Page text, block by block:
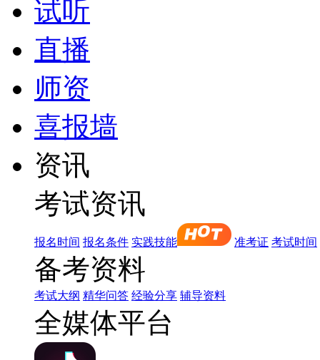
试听
直播
师资
喜报墙
资讯
考试资讯
报名时间 报名条件 实践技能 准考证 考试时间
备考资料
考试大纲 精华问答 经验分享 辅导资料
全媒体平台